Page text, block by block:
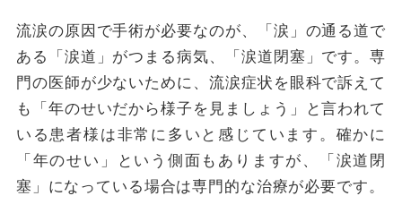
流涙の原因で手術が必要なのが、「涙」の通る道で
ある「涙道」がつまる病気、「涙道閉塞」です。専
門の医師が少ないために、流涙症状を眼科で訴えて
も「年のせいだから様子を見ましょう」と言われて
いる患者様は非常に多いと感じています。確かに
「年のせい」という側面もありますが、「涙道閉
塞」になっている場合は専門的な治療が必要です。